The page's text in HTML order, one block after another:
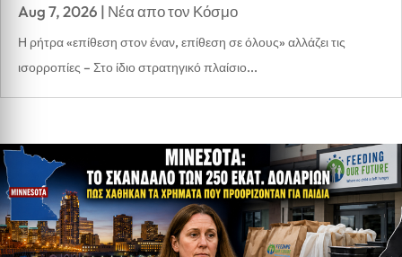
Aug 7, 2026 | Νέα απο τον Κόσμο
Η ρήτρα «επίθεση στον έναν, επίθεση σε όλους» αλλάζει τις
ισορροπίες – Στο ίδιο στρατηγικό πλαίσιο...